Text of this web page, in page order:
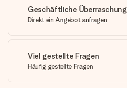
Geschäftliche
Direkt ein Angebot anfragen
Viel gestellte Fragen
Häufig gestellte Fragen